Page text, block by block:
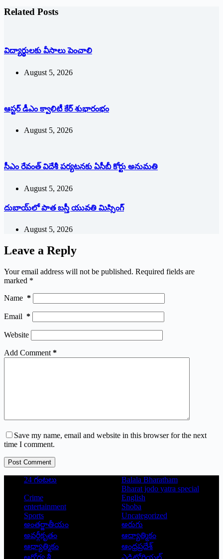
Related Posts
విద్యార్థులకు వీసాలు పెంచాలి
August 5, 2026
ఆస్టర్ డీఎం క్వాలిటీ కేర్ శుభారంభం
August 5, 2026
సీఎం రేవంత్ విదేశీ పర్యటనకు ఏసీబీ కోర్టు అనుమతి
August 5, 2026
దుబాయ్‌లో పాత బ‌స్తీ యువతి మిస్సింగ్
August 5, 2026
Leave a Reply
Your email address will not be published. Required fields are
marked *
Name *
Email *
Website
Add Comment *
Save my name, email and website in this browser for the next
time I comment.
Post Comment
24 గంటలు
Balala Bharatham
Bharat jodo yatra special
Crime
English
entertainment
Shoba
Sports
Uncategorized
అంతర్జాతీయం
అరుగు
అవర్గీకృతం
ఆద్యాత్మికం
ఆధ్యాత్మికం
ఆంధ్రప్రదేశ్
ఆరోగ్య శ్రీ
ఎడిటోరియల్